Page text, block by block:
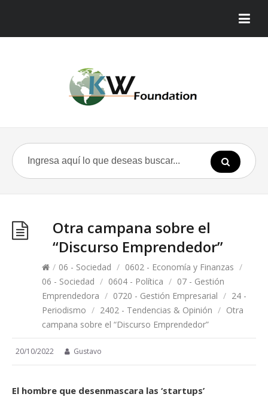
Otra campana sobre el
“Discurso Emprendedor”
/ 06 - Sociedad / 0602 - Economía y Finanzas /
06 - Sociedad / 0604 - Política / 07 - Gestión
Emprendedora / 0720 - Gestión Empresarial / 24 -
Periodismo / 2402 - Tendencias & Opinión / Otra
campana sobre el “Discurso Emprendedor”
20/10/2022 Gustavo
El hombre que desenmascara las ‘startups’